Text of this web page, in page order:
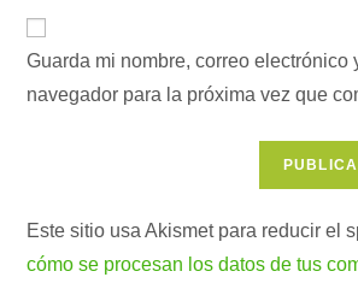
para
comentar
para
comentar
de
tu
web
Guarda mi nombre, correo electrónico
navegador para la próxima vez que
Este sitio usa Akismet para reducir el
cómo se procesan los datos de tus